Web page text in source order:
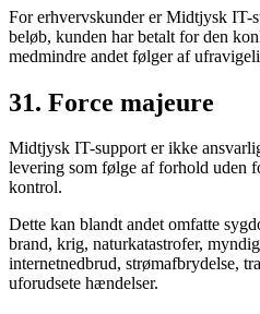
For erhvervskunder er Midtjysk IT-
beløb, kunden har betalt for den
medmindre andet følger af
31. Force majeure
Midtjysk IT-support er ikke
levering som følge af forhold uden
kontrol.
Dette kan blandt andet omfatte
brand, krig, naturkatastrofer,
internetnedbrud, strømafbrydelse,
uforudsete hændelser.